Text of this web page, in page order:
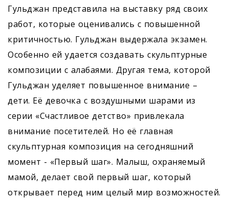
Гульджан представила на выставку ряд своих
работ, которые оценивались с повышенной
критичностью. Гульджан выдержала экзамен.
Особенно ей удается создавать скульптурные
композиции с алабаями. Другая тема, которой
Гульджан уделяет повышенное внимание –
дети. Её девочка с воздушными шарами из
серии «Счастливое детство» привлекала
внимание посетителей. Но её главная
скульптурная композиция на сегодняшний
момент - «Первый шаг». Малыш, охраняемый
мамой, делает свой первый шаг, который
открывает перед ним целый мир возможностей.